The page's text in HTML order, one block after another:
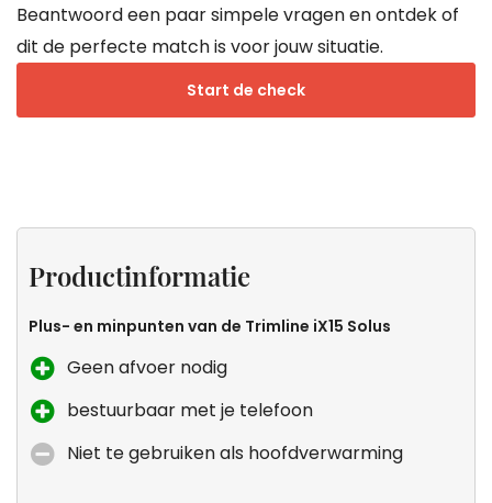
Beantwoord een paar simpele vragen en ontdek of
dit de perfecte match is voor jouw situatie.
Start de check
de
Productinformatie
Plus- en minpunten van de Trimline iX15 Solus
Geen afvoer nodig
bestuurbaar met je telefoon
Niet te gebruiken als hoofdverwarming